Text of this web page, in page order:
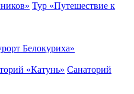
Тур «Путешествие к
Белокуриха»
«Катунь» Санаторий